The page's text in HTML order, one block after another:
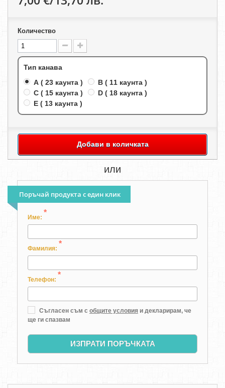
Количество
Тип канава
A ( 23 каунта )
B ( 11 каунта )
C ( 15 каунта )
D ( 18 каунта )
E ( 13 каунта )
Добави в количката
или
Поръчай продукта с един клик
Име:
*
Фамилия:
*
Телефон:
*
Съгласен съм с общите условия и декларирам, че
ще ги спазвам
ИЗПРАТИ ПОРЪЧКАТА